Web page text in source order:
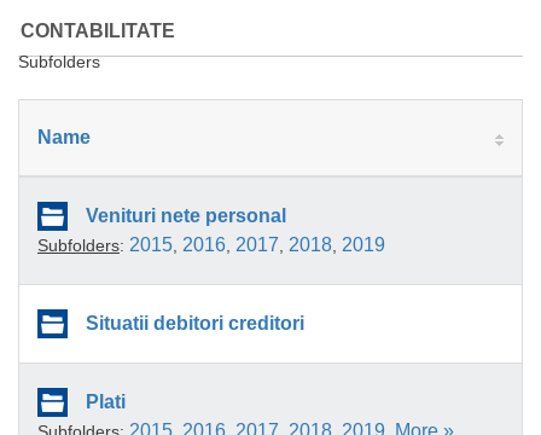
CONTABILITATE
Subfolders
Name
Venituri nete personal
Subfolders: 2015 2016 2017 2018 2019
Situatii debitori creditori
Plati
2015 2016 2017 2018 2019 More »